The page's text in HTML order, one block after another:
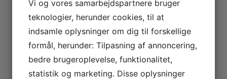
på?
Havblik, Røgeriet, Ankerpladsen,
Havnen, Møllen, Kirken,
Skansen, Historiestalden eller
bare nyd vores storslåede
uberørte natur, stilheden og
vores badestrande.
Vi og vores samarbejdspartnere bruger
teknologier, herunder cookies, til at
indsamle oplysninger om dig til forskellige
formål, herunder: Tilpasning af annoncering,
bedre brugeroplevelse, funktionalitet,
statistik og marketing. Disse oplysninger